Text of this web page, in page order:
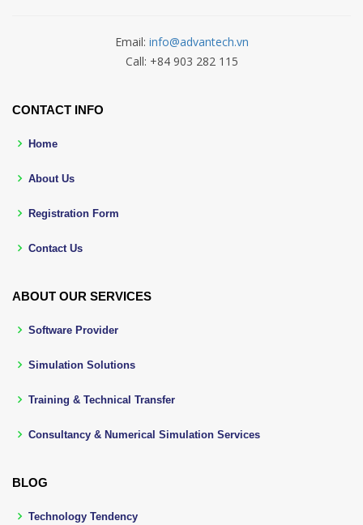
Email: info@advantech.vn
Call: +84 903 282 115
CONTACT INFO
Home
About Us
Registration Form
Contact Us
ABOUT OUR SERVICES
Software Provider
Simulation Solutions
Training & Technical Transfer
Consultancy & Numerical Simulation Services
BLOG
Technology Tendency